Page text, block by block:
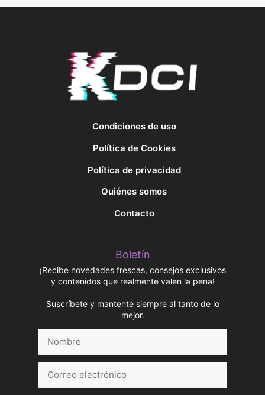
Condiciones de uso
Política de Cookies
Política de privacidad
Quiénes somos
Contacto
Boletín
¡Recibe novedades frescas, consejos exclusivos
y contenidos que realmente valen la pena!
Suscríbete y mantente siempre al tanto de lo
mejor.
electrónico